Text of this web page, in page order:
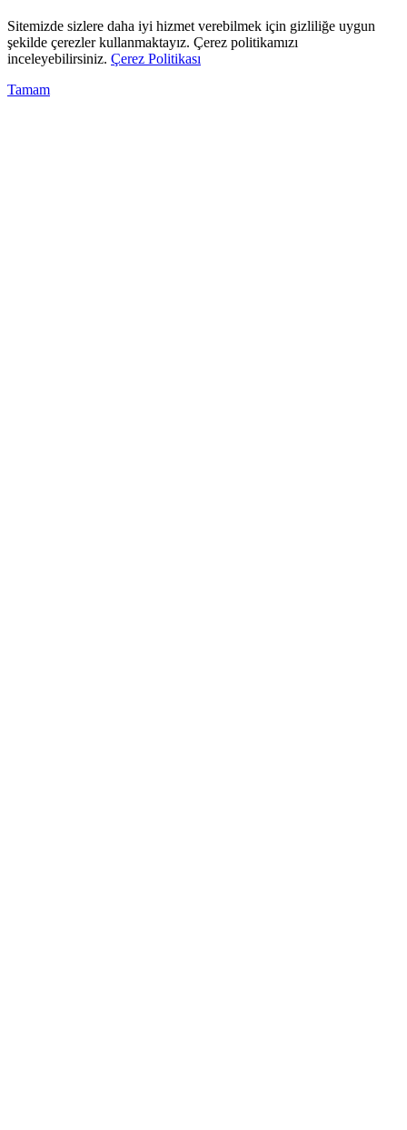
Sitemizde sizlere daha iyi hizmet verebilmek için gizliliğe uygun
şekilde çerezler kullanmaktayız. Çerez politikamızı
inceleyebilirsiniz. Çerez Politikası
Tamam